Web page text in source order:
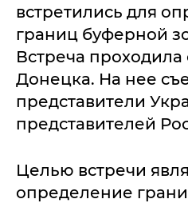
встретились для
границ буферной
Встреча проходила
Донецка. На нее
представители
представителей
Целью встречи
определение